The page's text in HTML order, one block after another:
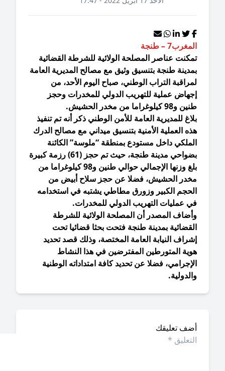
عناصر المصلحة الولائية للشرطة القضائية
طنجة بتنسيق وثيق مع مصالح المديرية العامة
التراب الوطني، صباح اليوم الأحد، من
عملية للتهريب الدولي للمخدرات وحجز
للمديرية العامة للأمن الوطني ذكر أنه تم تنفيذ
العملية الأمنية بتنسيق ميداني مع مصالح الدرك
داخل مستودع بمنطقة “ملوسة” الكائنة
بضواحي مدينة طنجة، حيث تم حجز (61) رزمة كبيرة
بلغ وزنها الإجمالي حوالي طنين و98 كيلوغراما من
الحشيش، فضلا عن حجز سلاح أبيض من
الكبير وزورق مطاطي يشتبه في استخدامه
عمليات التهريب الدولي للمخدرات.
المصدر أن المصلحة الولائية للشرطة
بمدينة طنجة فتحت بحثا قضائيا تحت
النيابة العامة المختصة، وذلك قصد تحديد
المتورطين المفترضين في هذا النشاط
فضلا عن تحديد كافة امتداداته الوطنية
تعليقك